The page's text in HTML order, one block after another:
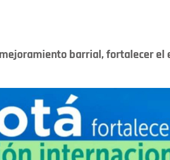
barrial, fortalecer el